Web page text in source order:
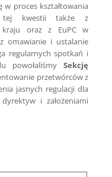
w proces kształtowania
tej kwestii także z
kraju oraz z EuPC w
omawianie i ustalanie
regularnych spotkań i
powołaliśmy Sekcję
przetwórców z
jasnych regulacji dla
i założeniami